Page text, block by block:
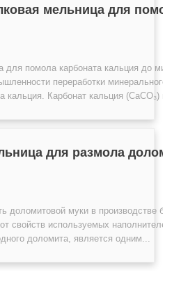
мельница для помола
для помола карбоната кальция до
переработки минерального
кальция. Карбонат кальция (CaCO₃)
для размола
доломитовой муки в производстве
свойств используемых наполнителей и
доломита, является одним...